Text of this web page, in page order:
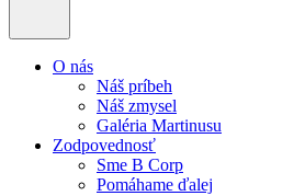
O nás
Náš príbeh
Náš zmysel
Galéria Martinusu
Zodpovednosť
Sme B Corp
Pomáhame ďalej